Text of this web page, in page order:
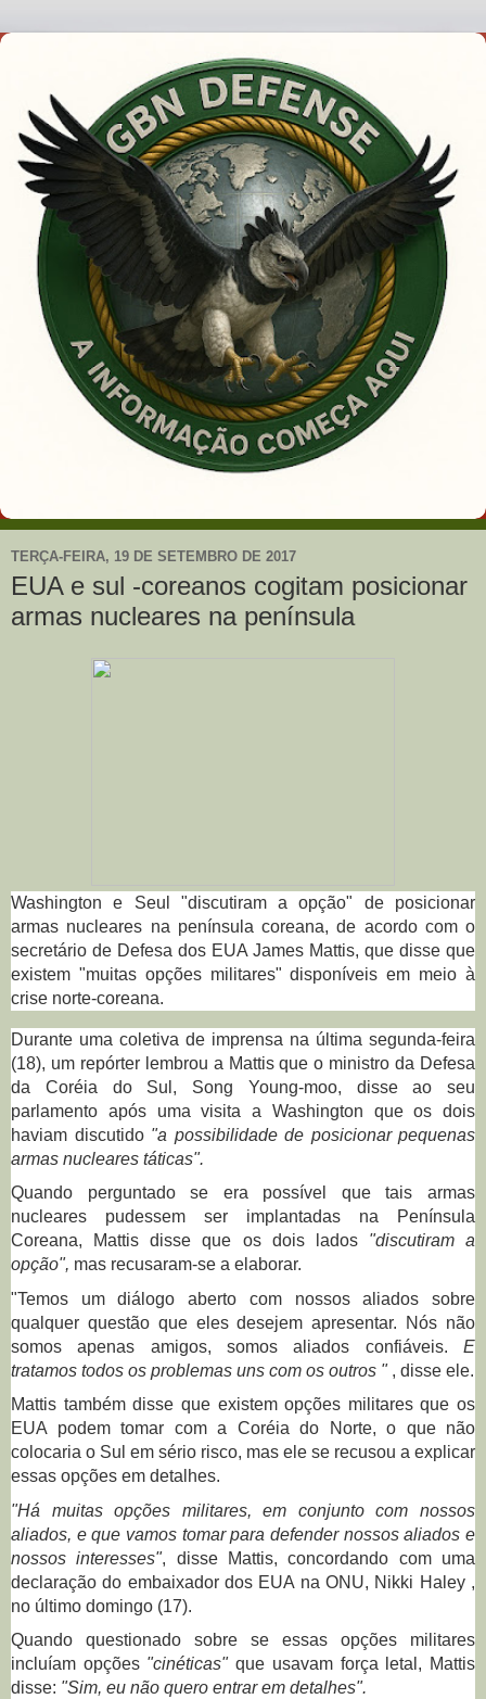
TERÇA-FEIRA, 19 DE SETEMBRO DE 2017
EUA e sul -coreanos cogitam posicionar
armas nucleares na península
Washington e Seul "discutiram a opção" de posicionar
armas nucleares na península coreana, de acordo com o
secretário de Defesa dos EUA James Mattis, que disse que
existem "muitas opções militares" disponíveis em meio à
crise norte-coreana.
Durante uma coletiva de imprensa na última segunda-feira
(18), um repórter lembrou a Mattis que o ministro da Defesa
da Coréia do Sul, Song Young-moo, disse ao seu
parlamento após uma visita a Washington que os dois
haviam discutido "a possibilidade de posicionar pequenas
armas nucleares táticas".
Quando perguntado se era possível que tais armas
nucleares pudessem ser implantadas na Península
Coreana, Mattis disse que os dois lados "discutiram a
opção", mas recusaram-se a elaborar.
"Temos um diálogo aberto com nossos aliados sobre
qualquer questão que eles desejem apresentar.
Nós não
somos apenas amigos, somos aliados confiáveis.
E
tratamos todos os problemas uns com os outros ", disse ele.
Mattis também disse que existem opções militares que os
EUA podem tomar com a Coréia do Norte, o que não
colocaria o Sul em sério risco, mas ele se recusou a explicar
essas opções em detalhes.
"Há muitas opções militares, em conjunto com nossos
aliados, e que vamos tomar para defender nossos aliados e
nossos interesses", disse Mattis, concordando com uma
declaração do embaixador dos EUA na ONU, Nikki Haley ,
no último domingo (17).
Quando questionado sobre se essas opções militares
incluíam opções "cinéticas"que usavam força letal, Mattis
disse: "Sim, eu não quero entrar em detalhes".